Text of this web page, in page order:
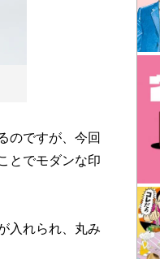
のですが、今回
とでモダンな印
入れられ、丸み